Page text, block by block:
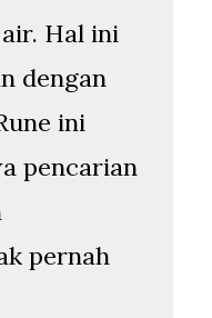
Hal ini
dengan
ini
pencarian
pernah